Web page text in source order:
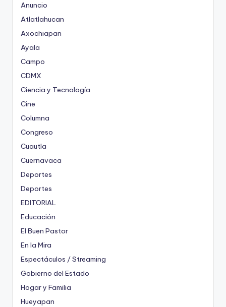
Anuncio
Atlatlahucan
Axochiapan
Ayala
Campo
CDMX
Ciencia y Tecnología
Cine
Columna
Congreso
Cuautla
Cuernavaca
Deportes
Deportes
EDITORIAL
Educación
El Buen Pastor
En la Mira
Espectáculos / Streaming
Gobierno del Estado
Hogar y Familia
Hueyapan